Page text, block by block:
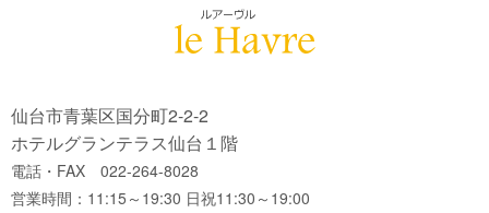
仙台市青葉区国分町2-2-2
ホテルグランテラス仙台１階
電話・FAX 022-264-8028
営業時間：11:15～19:30 日祝11:30～19:00